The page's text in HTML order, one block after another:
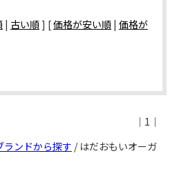
| 古い順] [価格が安い順| 価格が
｜1｜
ランドから探す / はだおもいオーガ